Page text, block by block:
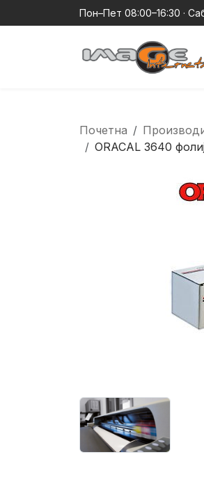
Пон–Пет 08:00–16:30 ·
Почетна
ORACAL 3640